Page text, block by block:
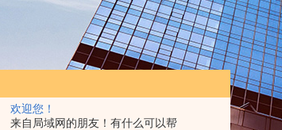
欢迎您！
来自局域网的朋友！有什么可以帮